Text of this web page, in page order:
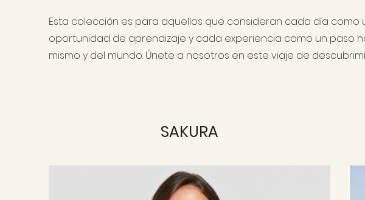
Esta colección es para aquellos que consideran cada día
oportunidad de aprendizaje y cada experiencia como un paso
mismo y del mundo. Únete a nosotros en este viaje de
SAKURA